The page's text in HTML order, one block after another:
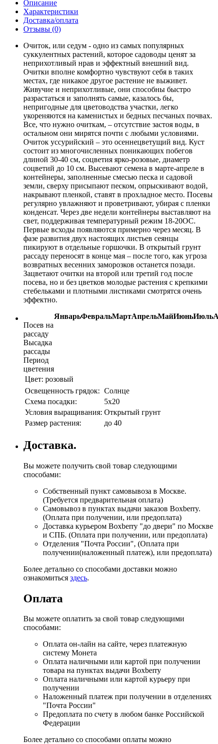
Описание
Характеристики
Доставка/оплата
Отзывы (0)
Очиток, или седум - одно из самых популярных
суккулентных растений, которое садоводы ценят за
неприхотливый нрав и эффектный внешний вид.
Очитки вполне комфортно чувствуют себя в таких
местах, где никакое другое растение не выживет.
Живучие и неприхотливые, они способны быстро
разрастаться и заполнять самые, казалось бы,
непригодные для цветоводства участки, легко
укореняются на каменистых и бедных песчаных почвах.
Все, что нужно очиткам, – отсутствие застоя воды, в
остальном они мирятся почти с любыми условиями.
Очиток уссурийский – это осеннецветущий вид. Куст
состоит из многочисленных поникающих побегов
длиной 30-40 см, соцветия ярко-розовые, диаметр
соцветий до 10 см. Высевают семена в марте-апреле в
контейнеры, заполненные смесью песка и садовой
земли, сверху присыпают песком, опрыскивают водой,
накрывают пленкой, ставят в прохладное место. Посевы
регулярно увлажняют и проветривают, убирая с пленки
конденсат. Через две недели контейнеры выставляют на
свет, поддерживая температурный режим 18-20ОС.
Первые всходы появляются примерно через месяц. В
фазе развития двух настоящих листьев сеянцы
пикируют в отдельные горшочки. В открытый грунт
рассаду переносят в конце мая – после того, как угроза
возвратных весенних заморозков останется позади.
Зацветают очитки на второй или третий год после
посева, но и без цветков молодые растения с крепкими
стебельками и плотными листиками смотрятся очень
эффектно.
ЯнварьФевральМартАпрельМайИюньИюль
Посев на
рассаду
Высадка
рассады
Период
цветения
Цвет: розовый
Освещенность грядок: Солнце
Схема посадки:
5х20
Условия выращивания: Открытый грунт
Размер растения:
до 40
Доставка.
Вы можете получить свой товар следующими
способами:
Собственный пункт самовывоза в Москве.
(Требуется предварительная оплата)
Самовывоз в пунктах выдачи заказов Boxberry.
(Оплата при получении, или предоплата)
Доставка курьером Boxberry "до двери" по Москве
и СПБ. (Оплата при получении, или предоплата)
Отделения "Почта России", (Оплата при
получении(наложенный платеж), или предоплата)
Более детально со способами доставки можно
ознакомиться здесь.
Оплата
Вы можете оплатить за свой товар следующими
способами:
Оплата он-лайн на сайте, через платежную
систему Монета
Оплата наличными или картой при получении
товара на пунктах выдачи Boxberry
Оплата наличными или картой курьеру при
получении
Наложенный платеж при получении в отделениях
"Почта России"
Предоплата по счету в любом банке Российской
Федерации
Более детально со способами оплаты можно